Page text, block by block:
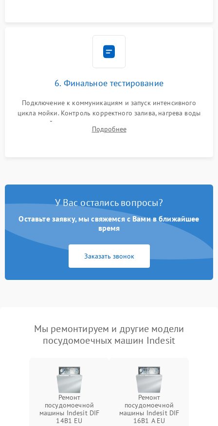
6. Финальное тестирование
Подключение к коммуникациям и запуск интенсивного
цикла мойки. Контроль корректного залива, нагрева воды
до нужной температуры, отсутствия посторонних шумов,
штатного слива и абсолютной сухости в поддоне.
Подробнее
У Вас остались вопросы?
Оставьте заявку, мы свяжемся с Вами в ближайшее
время
Заказать звонок
Мы ремонтируем и другие модели
посудомоечных машин Indesit
Ремонт
посудомоечной
машины Indesit DIF
14B1 EU
Ремонт
посудомоечной
машины Indesit DIF
16B1 A EU